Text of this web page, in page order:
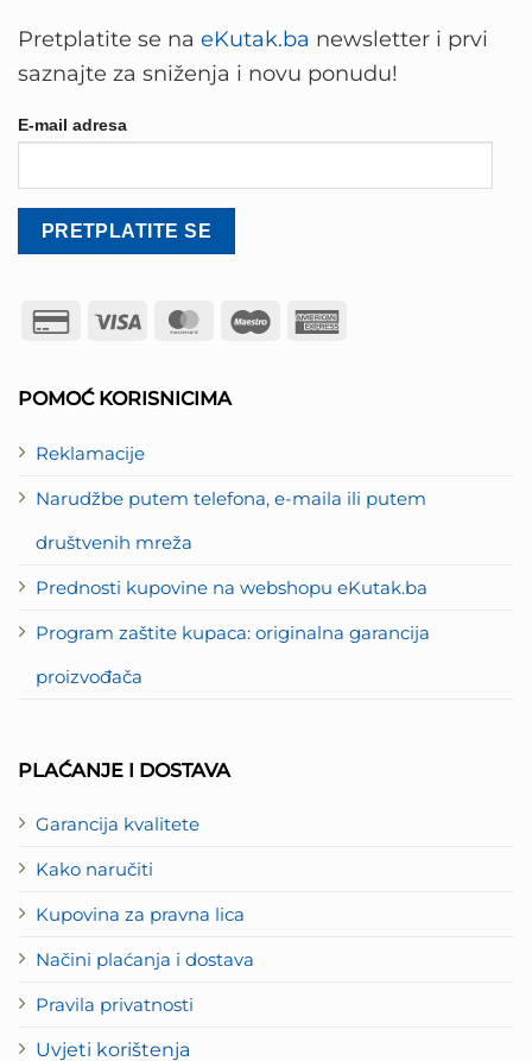
POMOĆ KORISNICIMA
Reklamacije
Narudžbe putem telefona, e-maila ili putem
društvenih mreža
Prednosti kupovine na webshopu eKutak.ba
Program zaštite kupaca: originalna garancija
proizvođača
PLAĆANJE I DOSTAVA
Garancija kvalitete
Kako naručiti
Kupovina za pravna lica
Načini plaćanja i dostava
Pravila privatnosti
Uvjeti korištenja
Pretplatite se na eKutak.ba newsletter i prvi
saznajte za sniženja i novu ponudu!
E-mail adresa
Credit
Visa MasterCard
Maestro